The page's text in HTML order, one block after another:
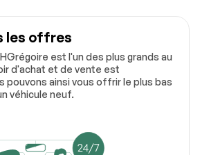
les offres
est l'un des plus grands au
d'achat et de vente est
pouvons ainsi vous offrir le plus bas
véhicule neuf.